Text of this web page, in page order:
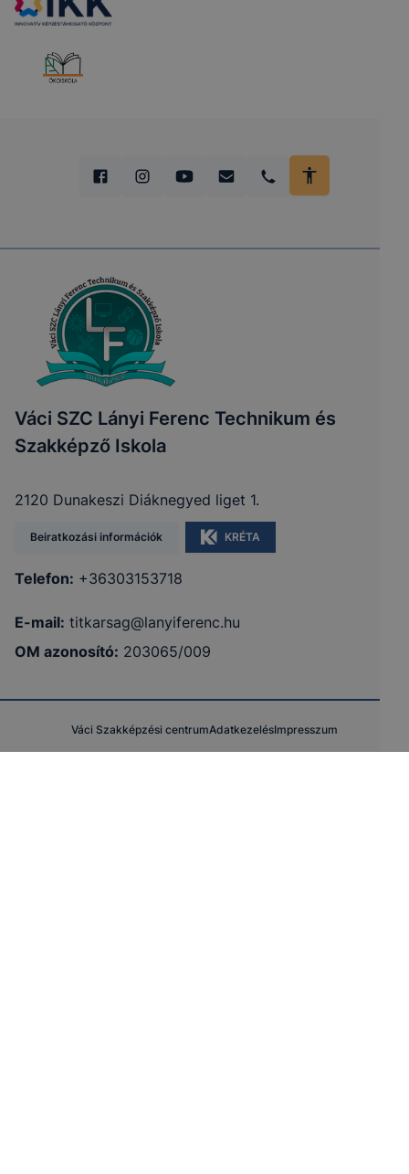
Váci SZC Lányi Ferenc Technikum és
Szakképző Iskola
2120 Dunakeszi Diáknegyed liget 1.
Beiratkozási információk KRÉTA
Telefon: +36303153718
E-mail: titkarsag@lanyiferenc.hu
OM azonosító: 203065/009
Váci Szakképzési centrumAdatkezelésImpresszum